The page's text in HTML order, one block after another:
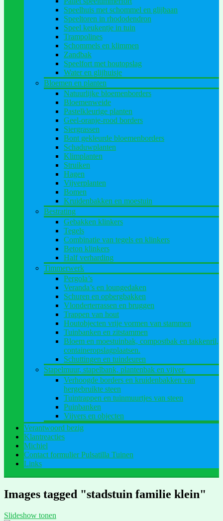
Speelhuis met schommel en glijbaan
Speeltoren in rhododendron
Speel keukentje in tuin
Trampolines
Schommels en klimmen
Zandbak
Speelfort met houtopslag
Water en glijhuisje
Bloemen en planten
Natuurlijke bloemenborders
Bloemenweide
Pastelkleurige planten
Geel-oranje-rood borders
Siergrassen
Bont gekleurde bloemenborders
Schaduwplanten
Klimplanten
Struiken
Hagen
Vijverplanten
Bomen
Kruidenbakken en moestuin
Bestrating
Gebakken klinkers
Tegels
Combinatie van tegels en klinkers
Beton klinkers
Half verharding
Timmerwerk
Pergola’s
Veranda’s en loungedaken
Schuren en opbergbakken
Vlonderterrassen en bruggen
Trappen van hout
Houtobjecten vrije vormen van stammen
Tuinbanken en zitstammen
Bloem en moestuinbak, compostbak en takkenril,
containeropslagplaatsen.
Schuttingen en tuindeuren
Stapelmuur, stapelbank, plantenbak en vijver.
Verhoogde borders en kruidenbakken van
hergebruikte steen
Tuintrappen en tuinmuurtjes van steen
Puinbanken
Vijvers en objecten
Verantwoord bezig
Klantreacties
Michiel
Contact formulier Pulsatilla Tuinen
Links
Images tagged "stadstuin familie klein"
Slideshow tonen